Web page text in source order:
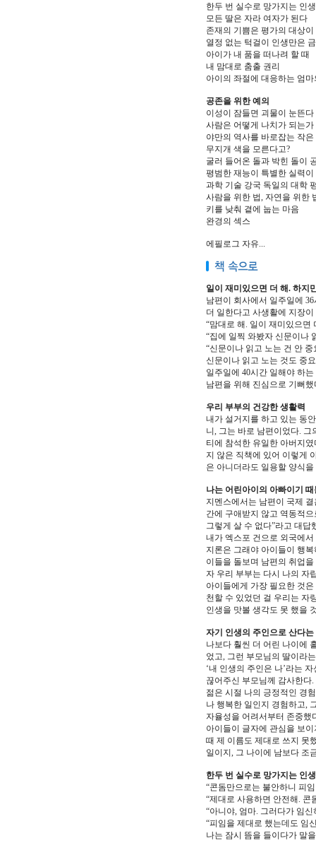
한두 번 실수로 망가지는 인
모든 딸은 자라 여자가 된다
존재의 기쁨은 평가의 대상이
열정 없는 턱걸이 인생만은
아이가 내 품을 떠나려 할 때
내 맘대로 춤출 권리
아이의 좌절에 대응하는 엄마
공존을 위한 예의
이성이 잠들면 괴물이 눈뜬다
사람은 어떻게 나치가 되는가
야만의 역사를 바로잡는 작
무지개 색을 모른다고?
굴러 들어온 돌과 박힌 돌이
평범한 재능이 특별한 실력이
과학 기술 강국 독일의 대학
사람을 위한 법, 자연을 위한
키를 낮춰 곁에 눕는 마음
완경의 섹스
에필로그 자유
일이 재미있으면 더 해. 하지
남편이 회사에서 일주일에
더 일한다고 사생활에 지장
“맘대로 해. 일이 재미있으면
“집에 일찍 와봤자 신문이나
“신문이나 읽고 노는 건 안 중
신문이나 읽고 노는 것도 중
일주일에 40시간 일해야 하
남편을 위해 진심으로 기뻐했
우리 부부의 건강한 생활력
내가 설거지를 하고 있는 동
니, 그는 바로 남편이었다.
티에 참석한 유일한 아버지
지 않은 직책에 있어 이렇게
은 아니더라도 일용할 양식
나는 어린아이의 아빠이기
지멘스에서는 남편이 국제
간에 구애받지 않고 역동적
그렇게 살 수 없다”라고 대
내가 엑스포 건으로 외국에
지론은 그래야 아이들이 행
이들을 돌보며 남편의 취업
자 우리 부부는 다시 나의
아이들에게 가장 필요한 것
천할 수 있었던 걸 우리는 자
인생을 맛볼 생각도 못 했을
자기 인생의 주인으로 산다는
나보다 훨씬 더 어린 나이에
었고, 그런 부모님의 딸이라
‘내 인생의 주인은 나’라는
끊어주신 부모님께 감사한다
젊은 시절 나의 긍정적인 경
나 행복한 일인지 경험하고,
자율성을 어려서부터 존중했
아이들이 글자에 관심을 보
때 제 이름도 제대로 쓰지 못
일이지, 그 나이에 남보다 조
한두 번 실수로 망가지는 인
“콘돔만으로는 불안하니 피
“제대로 사용하면 안전해. 콘
“아니야, 엄마. 그러다가 임
“피임을 제대로 했는데도 임
나는 잠시 뜸을 들이다가 말